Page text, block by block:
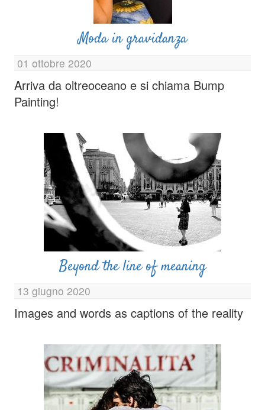
Moda in gravidanza
01 ottobre 2020
Arriva da oltreoceano e si chiama Bump
Painting!
Beyond the line of meaning
13 giugno 2020
Images and words as captions of the reality